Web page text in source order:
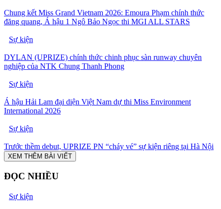
Chung kết Miss Grand Vietnam 2026: Emoura Phạm chính thức
đăng quang, Á hậu 1 Ngô Bảo Ngọc thi MGI ALL STARS
Sự kiện
DYLAN (UPRIZE) chính thức chinh phục sàn runway chuyên
nghiệp của NTK Chung Thanh Phong
Sự kiện
Á hậu Hải Lam đại diện Việt Nam dự thi Miss Environment
International 2026
Sự kiện
Trước thềm debut, UPRIZE PN “cháy vé” sự kiện riêng tại Hà Nội
XEM THÊM BÀI VIẾT
ĐỌC NHIỀU
Sự kiện